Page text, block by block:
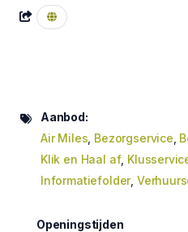
Aanbod:
Air Miles Bezorgservice
Klik en Haal af,
Informatiefolder,
Openingstijden